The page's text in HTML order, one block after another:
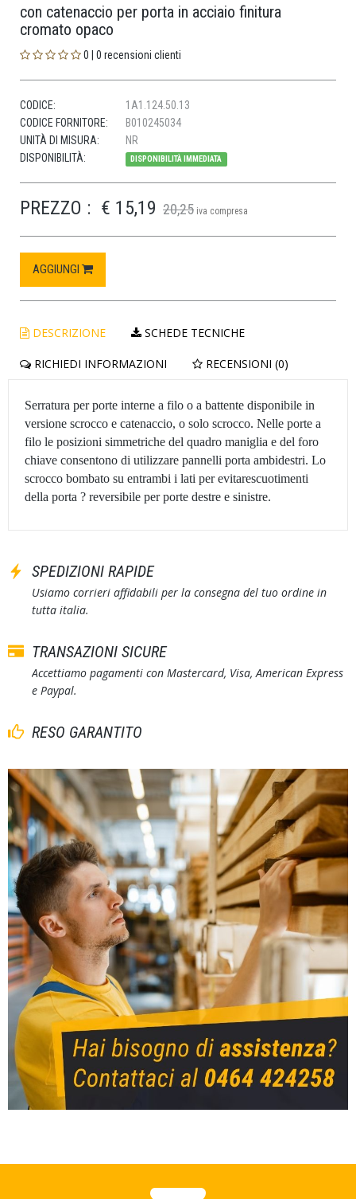
con catenaccio per porta in acciaio finitura
cromato opaco
0 | 0 recensioni clienti
CODICE:
1A1.124.50.13
CODICE FORNITORE:
B010245034
UNITÀ DI MISURA:
NR
DISPONIBILITÀ:
DISPONIBILITÀ IMMEDIATA
PREZZO : € 15,19 20,25 iva compresa
AGGIUNGI
DESCRIZIONE SCHEDE TECNICHE
RICHIEDI INFORMAZIONI RECENSIONI (0)
Serratura per porte interne a filo o a battente disponibile in
versione scrocco e catenaccio, o solo scrocco. Nelle porte a
filo le posizioni simmetriche del quadro maniglia e del foro
chiave consentono di utilizzare pannelli porta ambidestri. Lo
scrocco bombato su entrambi i lati per evitarescuotimenti
della porta ? reversibile per porte destre e sinistre.
SPEDIZIONI RAPIDE
Usiamo corrieri affidabili per la consegna del tuo ordine in
tutta italia.
TRANSAZIONI SICURE
Accettiamo pagamenti con Mastercard, Visa, American Express
e Paypal.
RESO GARANTITO